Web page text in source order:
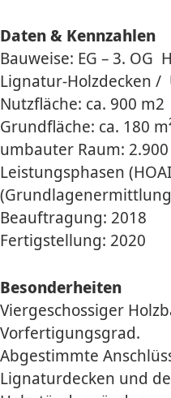
Daten & Kennzahlen
Bauweise: EG – 3. OG
Lignatur-Holzdecken
Nutzfläche: ca. 900 m2
Grundfläche: ca. 180
umbauter Raum: 2.900
Leistungsphasen
Beauftragung: 2018
Fertigstellung: 2020
Besonderheiten
Viergeschossiger
Vorfertigungsgrad.
Abgestimmte
Lignaturdecken und